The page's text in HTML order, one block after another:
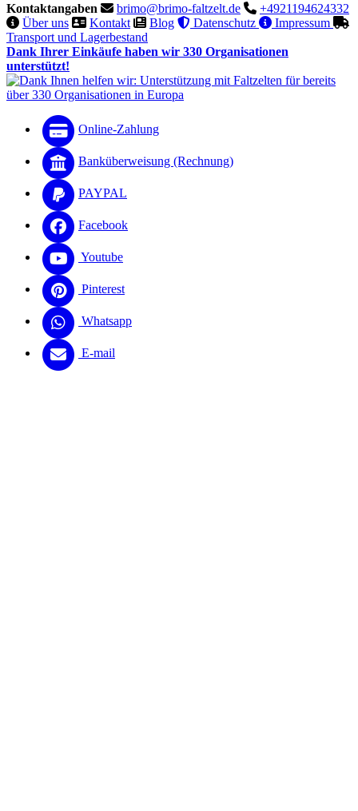
Kontaktangaben
brimo@brimo-faltzelt.de
+4921194624332
Über uns
Kontakt Blog Datenschutz
Impressum
Transport und Lagerbestand
Dank Ihrer Einkäufe haben wir 330 Organisationen
unterstützt!
Online-Zahlung
Banküberweisung (Rechnung)
PAYPAL
Facebook
Youtube
Pinterest
Whatsapp
E-mail